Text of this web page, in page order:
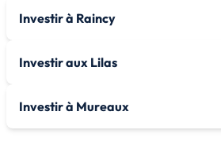
Investir à Raincy
Investir aux Lilas
Investir à Mureaux